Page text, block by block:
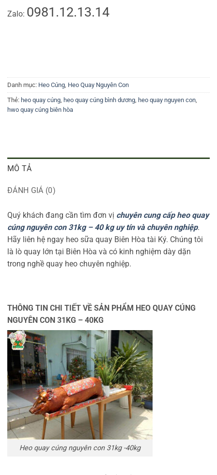
Zalo: 0981.12.13.14
Danh mục: Heo Cúng, Heo Quay Nguyên Con
Thẻ: heo quay cúng, heo quay cúng bình dương, heo quay nguyen con,
hwo quay cúng biên hòa
MÔ TẢ
ĐÁNH GIÁ (0)
Quý khách đang cần tìm đơn vị chuyên cung cấp heo quay
cúng nguyên con 31kg – 40 kg uy tín và chuyên nghiệp.
Hãy liên hệ ngay heo sữa quay Biên Hòa tài Ký. Chúng tôi
là lò quay lớn tại Biên Hòa và có kinh nghiệm dày dặn
trong nghề quay heo chuyên nghiệp.
THÔNG TIN CHI TIẾT VỀ SẢN PHẨM HEO QUAY CÚNG
NGUYÊN CON 31KG – 40KG
Heo quay cúng nguyên con 31kg -40kg